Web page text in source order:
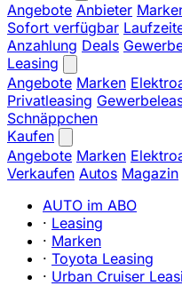
Angebote Anbieter
Sofort verfügbar
Anzahlung Deals
Leasing
Angebote Marken
Privatleasing
Schnäppchen
Kaufen
Angebote Marken
Verkaufen Autos Magazin
AUTO im ABO
· Leasing
· Marken
· Toyota Leasing
· Urban Cruiser